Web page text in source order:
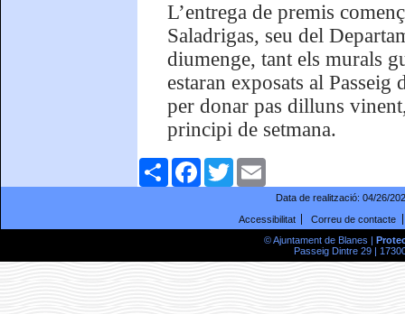
L’entrega de premis
Saladrigas, seu del
diumenge, tant els murals
estaran exposats al Passeig
per donar pas dilluns
principi de setmana.
ComparteixFacebookTwitter
Data de realització: 04/26/
Accessibilitat
Correu de contacte
© Ajuntament de Blanes |
Passeig Dintre 29 |